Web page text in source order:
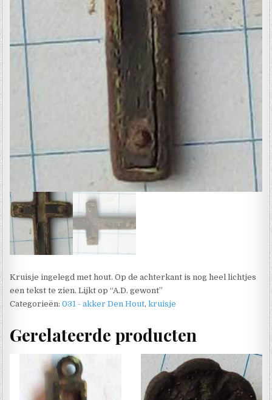
Kruisje ingelegd met hout. Op de achterkant is nog heel lichtjes
een tekst te zien. Lijkt op “A.D. gewont”
Categorieën:031 - akker Den Hout,kruisje
Gerelateerde producten